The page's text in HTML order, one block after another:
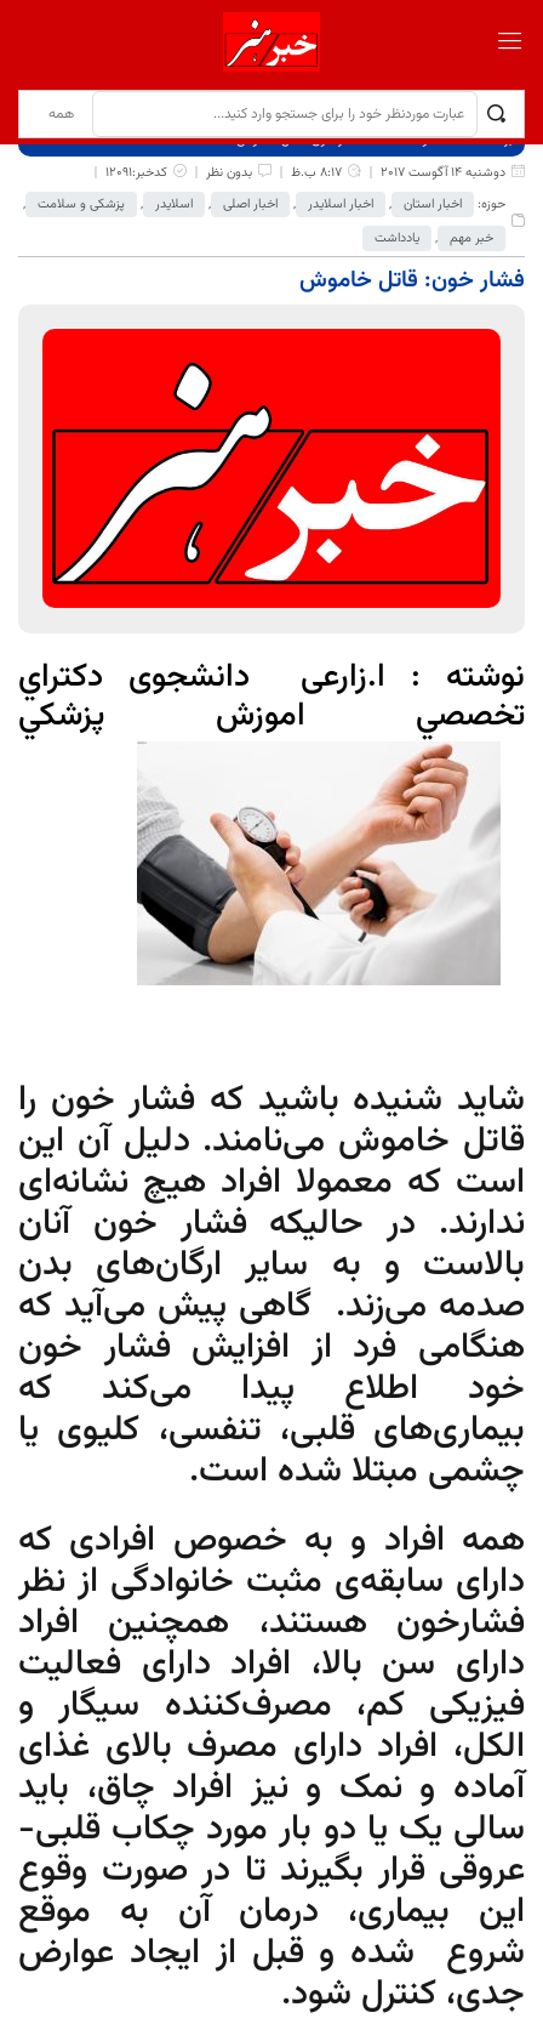
برگ نخست نوشته‌ها
فشار خون: قاتل خاموش
دوشنبه 14 آگوست 2017
8:17 ب.ظ بدون نظر
کدخبر:12091
حوزه:
اخبار استان , اخبار اسلایدر , اخبار اصلی , اسلایدر , پزشکی و سلامت ,
خبر مهم , یادداشت
فشار خون: قاتل خاموش
نوشته : ا.زارعی دانشجوی دكتراي
تخصصي اموزش پزشكي
شاید شنیده باشید که فشار خون را
قاتل خاموش می‌نامند. دلیل آن این
است که معمولا افراد هیچ نشانه‌ای
ندارند. در حالیکه فشار خون آنان
بالاست و به سایر ارگان‌های بدن
صدمه می‌زند. گاهی پیش می‌آید که
هنگامی فرد از افزایش فشار خون
خود اطلاع پیدا می‌کند که
بیماری‌های قلبی، تنفسی، کلیوی یا
چشمی مبتلا شده است.
همه افراد و به خصوص افرادی که
دارای سابقه‌ی مثبت خانوادگی از نظر
فشارخون هستند،‌ همچنین افراد
دارای سن بالا، افراد دارای فعالیت
فیزیکی کم، مصرف‌کننده سیگار و
الکل، افراد دارای مصرف بالای غذای
آماده و نمک و نیز افراد چاق، باید
سالی یک یا دو بار مورد چکاب قلبی-
عروقی قرار بگیرند تا در صورت وقوع
این بیماری، درمان آن به موقع
شروع شده و قبل از ایجاد عوارض
جدی، کنترل شود.